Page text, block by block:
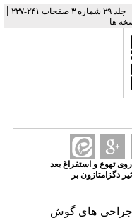
جلد ۲۹ شماره ۳ صفحات ۲۴۱-۲۳۷ |
ها
تهوع و استفراغ بعد
دگزامتازون بر
جراحی های گوش